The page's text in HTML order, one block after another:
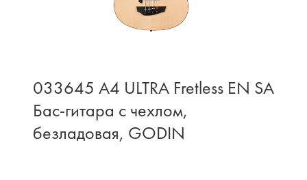
033645 A4 ULTRA Fretless EN SA
Бас-гитара с чехлом,
безладовая, GODIN